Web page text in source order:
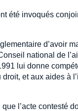
été invoqués
d’avoir
national de
lui donne
et aux aides à
l’acte contesté